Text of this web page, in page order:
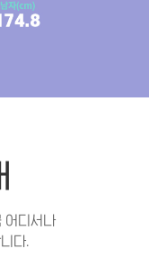
어디서나
다.